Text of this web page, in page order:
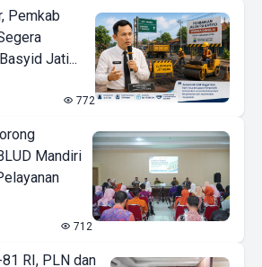
Pemkab
Jati...
772
Mandiri
712
RI, PLN dan